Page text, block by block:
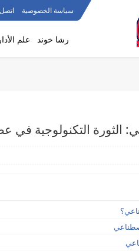
سياسة الخصوصية اتصل
رشا خوند علم
الثورة التكنولوجية في